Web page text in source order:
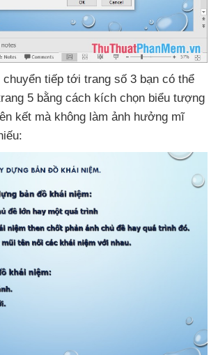
tiếp tới trang số 3 bạn có thể
5 bằng cách kích chọn biểu tượng
kết mà không làm ảnh hưởng mĩ